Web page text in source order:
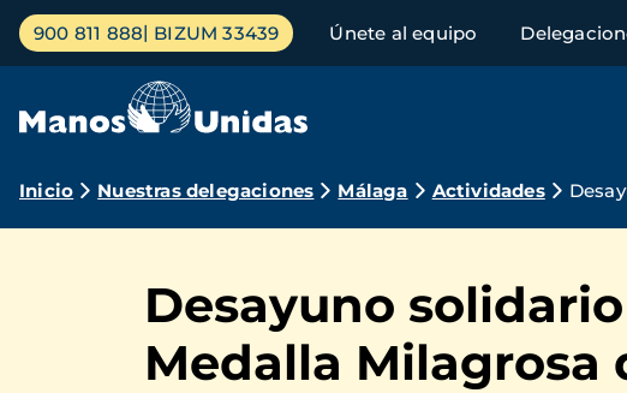
Pasar
contenido
Menú
principal
900 811 888 BIZUM 33439 Únete al equipo
Ruta
navegación
Inicio Nuestras delegaciones Málaga Actividades
Desayuno
Medalla Milagrosa